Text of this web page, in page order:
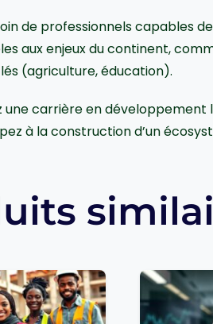
de professionnels capables
aux enjeux du continent,
(agriculture, éducation).
une carrière en développement
à la construction d’un